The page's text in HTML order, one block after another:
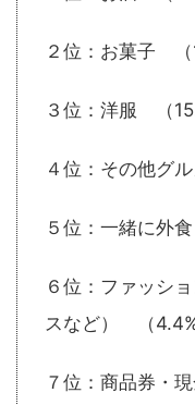
２位：お菓子 （
３位：洋服 （
４位：その他グ
５位：一緒に外
６位：ファッシ
スなど） （4.4%
７位：商品券・